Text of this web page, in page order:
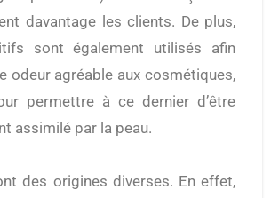
davantage les clients. De plus,
sont également utilisés afin
odeur agréable aux cosmétiques,
permettre à ce dernier d’être
assimilé par la peau.
des origines diverses. En effet,